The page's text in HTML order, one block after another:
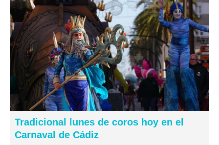
Tradicional lunes de coros hoy en el
Carnaval de Cádiz